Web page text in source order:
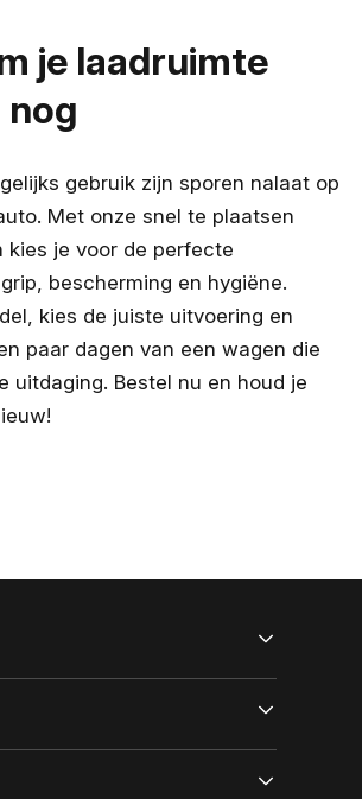
je laadruimte
nog
gebruik zijn sporen nalaat op
Met onze snel te plaatsen
kies je voor de perfecte
bescherming en hygiëne.
kies de juiste uitvoering en
paar dagen van een wagen die
uitdaging. Bestel nu en houd je